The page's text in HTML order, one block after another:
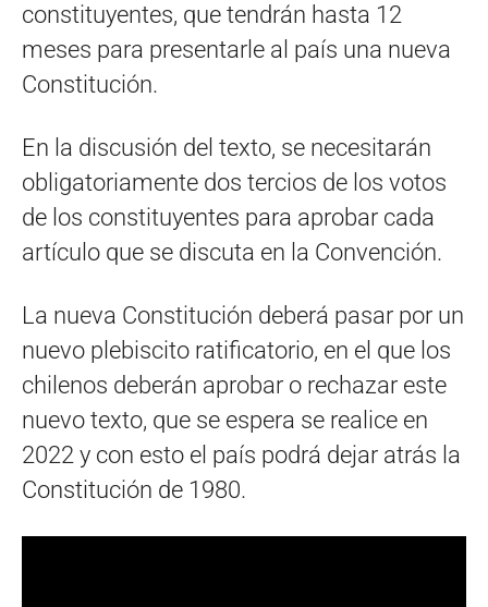
constituyentes, que tendrán hasta 12
meses para presentarle al país una nueva
Constitución.
En la discusión del texto, se necesitarán
obligatoriamente dos tercios de los votos
de los constituyentes para aprobar cada
artículo que se discuta en la Convención.
La nueva Constitución deberá pasar por un
nuevo plebiscito ratificatorio, en el que los
chilenos deberán aprobar o rechazar este
nuevo texto, que se espera se realice en
2022 y con esto el país podrá dejar atrás la
Constitución de 1980.